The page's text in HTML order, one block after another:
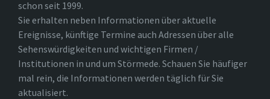
schon seit 1999.
Sie erhalten neben Informationen über aktuelle
Ereignisse, künftige Termine auch Adressen über alle
Sehenswürdigkeiten und wichtigen Firmen /
Institutionen in und um Störmede. Schauen Sie häufiger
mal rein, die Informationen werden täglich für Sie
aktualisiert.